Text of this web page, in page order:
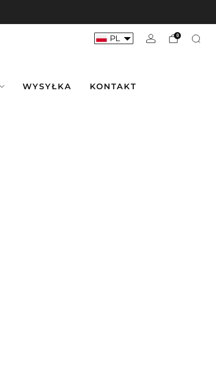
WYSYŁKA KONTAKT
PL 0